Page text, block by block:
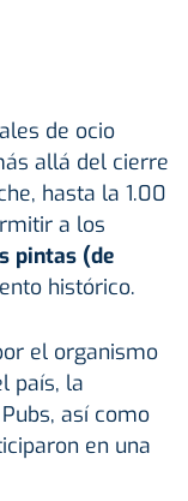
de ocio
allá del cierre
hasta la 1.00
a los
pintas (de
histórico.
el organismo
país, la
así como
en una